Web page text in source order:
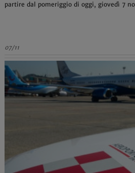
partire dal pomeriggio di oggi, giovedì 7
07/11